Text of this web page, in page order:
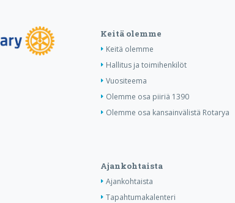
Keitä olemme
Keitä olemme
Hallitus ja toimihenkilöt
Vuositeema
Olemme osa piiriä 1390
Olemme osa kansainvälistä Rotarya
Ajankohtaista
Ajankohtaista
Tapahtumakalenteri